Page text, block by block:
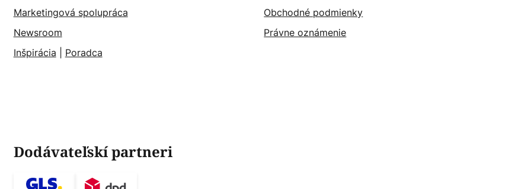
Marketingová spolupráca
Newsroom
Inšpirácia
Poradca
Obchodné podmienky
Právne oznámenie
Dodávateľskí partneri